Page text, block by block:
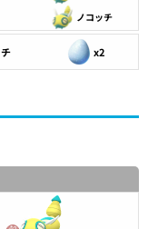
ノコッチ
x2